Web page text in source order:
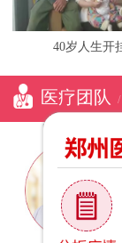
40岁人生开
医疗团队